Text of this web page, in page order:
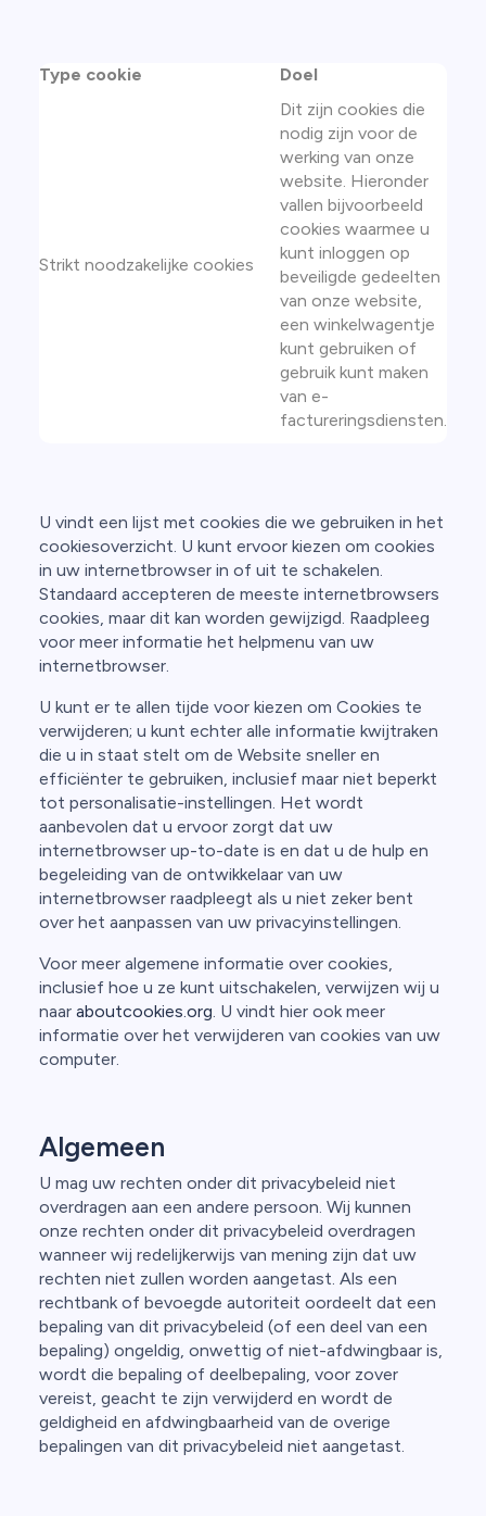
Type cookie Doel
Strikt noodzakelijke cookies
Dit zijn cookies die
nodig zijn voor de
werking van onze
website. Hieronder
vallen bijvoorbeeld
cookies waarmee u
kunt inloggen op
beveiligde gedeelten
van onze website,
een winkelwagentje
kunt gebruiken of
gebruik kunt maken
van e-
factureringsdiensten.
U vindt een lijst met cookies die we gebruiken in het
cookiesoverzicht. U kunt ervoor kiezen om cookies
in uw internetbrowser in of uit te schakelen.
Standaard accepteren de meeste internetbrowsers
cookies, maar dit kan worden gewijzigd. Raadpleeg
voor meer informatie het helpmenu van uw
internetbrowser.
U kunt er te allen tijde voor kiezen om Cookies te
verwijderen; u kunt echter alle informatie kwijtraken
die u in staat stelt om de Website sneller en
efficiënter te gebruiken, inclusief maar niet beperkt
tot personalisatie-instellingen. Het wordt
aanbevolen dat u ervoor zorgt dat uw
internetbrowser up-to-date is en dat u de hulp en
begeleiding van de ontwikkelaar van uw
internetbrowser raadpleegt als u niet zeker bent
over het aanpassen van uw privacyinstellingen.
Voor meer algemene informatie over cookies,
inclusief hoe u ze kunt uitschakelen, verwijzen wij u
naar aboutcookies.org. U vindt hier ook meer
informatie over het verwijderen van cookies van uw
computer.
Algemeen
U mag uw rechten onder dit privacybeleid niet
overdragen aan een andere persoon. Wij kunnen
onze rechten onder dit privacybeleid overdragen
wanneer wij redelijkerwijs van mening zijn dat uw
rechten niet zullen worden aangetast. Als een
rechtbank of bevoegde autoriteit oordeelt dat een
bepaling van dit privacybeleid (of een deel van een
bepaling) ongeldig, onwettig of niet-afdwingbaar is,
wordt die bepaling of deelbepaling, voor zover
vereist, geacht te zijn verwijderd en wordt de
geldigheid en afdwingbaarheid van de overige
bepalingen van dit privacybeleid niet aangetast.